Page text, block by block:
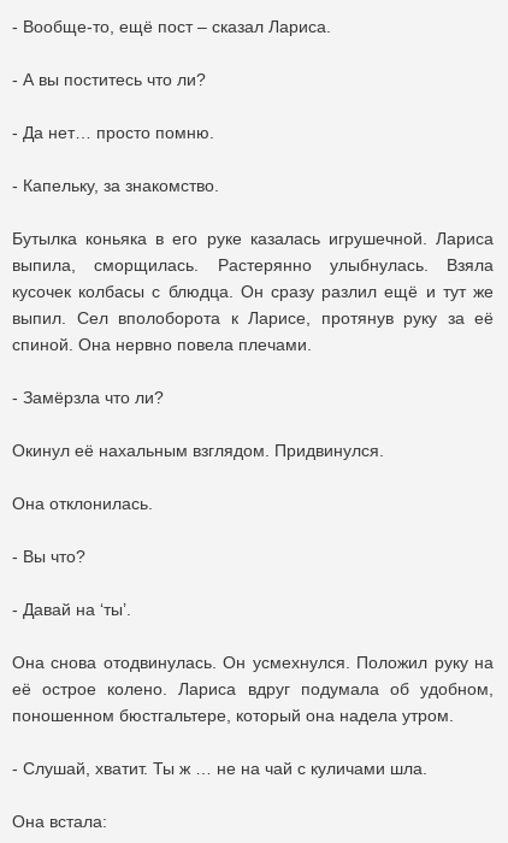
- Вообще-то, ещё пост – сказал Лариса.
- А вы поститесь что ли?
- Да нет… просто помню.
- Капельку, за знакомство.
Бутылка коньяка в его руке казалась игрушечной. Лариса
выпила, сморщилась. Растерянно улыбнулась. Взяла
кусочек колбасы с блюдца. Он сразу разлил ещё и тут же
выпил. Сел вполоборота к Ларисе, протянув руку за её
спиной. Она нервно повела плечами.
- Замёрзла что ли?
Окинул её нахальным взглядом. Придвинулся.
Она отклонилась.
- Вы что?
- Давай на ‘ты’.
Она снова отодвинулась. Он усмехнулся. Положил руку на
её острое колено. Лариса вдруг подумала об удобном,
поношенном бюстгальтере, который она надела утром.
- Слушай, хватит. Ты ж … не на чай с куличами шла.
Она встала: